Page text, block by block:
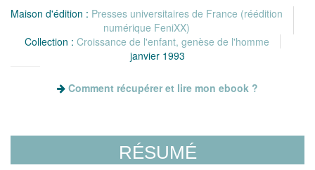
Maison d'édition : Presses universitaires de France (réédition
numérique FeniXX)
Collection : Croissance de l'enfant, genèse de l'homme
janvier 1993
Comment récupérer et lire mon ebook ?
RÉSUMÉ